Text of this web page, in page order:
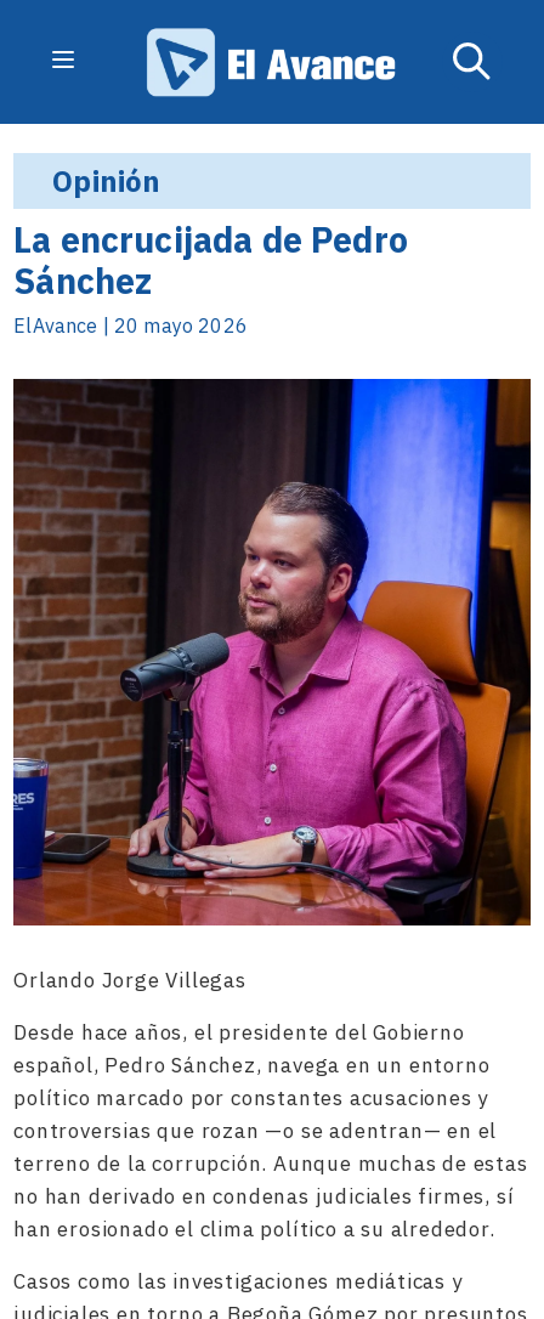
Opinión
La encrucijada de Pedro
Sánchez
ElAvance | 20 mayo 2026
Orlando Jorge Villegas
Desde hace años, el presidente del Gobierno
español, Pedro Sánchez, navega en un entorno
político marcado por constantes acusaciones y
controversias que rozan —o se adentran— en el
terreno de la corrupción. Aunque muchas de estas
no han derivado en condenas judiciales firmes, sí
han erosionado el clima político a su alrededor.
Casos como las investigaciones mediáticas y